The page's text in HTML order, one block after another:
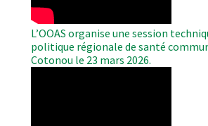
L’OOAS organise une session
politique régionale de santé
Cotonou le 23 mars 2026.